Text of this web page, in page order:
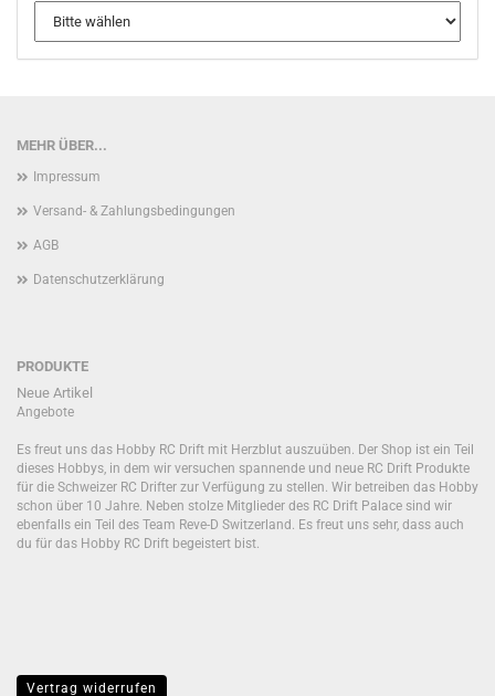
MEHR ÜBER...
Impressum
Versand- & Zahlungsbedingungen
AGB
Datenschutzerklärung
PRODUKTE
Neue Artikel
Angebote
Es freut uns das Hobby RC Drift mit Herzblut auszuüben. Der Shop ist ein Teil
dieses Hobbys, in dem wir versuchen spannende und neue RC Drift Produkte
für die Schweizer RC Drifter zur Verfügung zu stellen. Wir betreiben das Hobby
schon über 10 Jahre. Neben stolze Mitglieder des RC Drift Palace sind wir
ebenfalls ein Teil des Team Reve-D Switzerland. Es freut uns sehr, dass auch
du für das Hobby RC Drift begeistert bist.
Vertrag widerrufen